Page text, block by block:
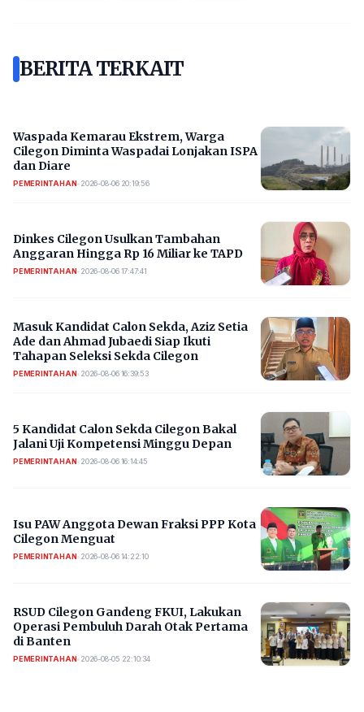
BERITA TERKAIT
Waspada Kemarau Ekstrem, Warga
Cilegon Diminta Waspadai Lonjakan ISPA
dan Diare
PEMERINTAHAN• 2026-08-06 20:19:56
Dinkes Cilegon Usulkan Tambahan
Anggaran Hingga Rp 16 Miliar ke TAPD
PEMERINTAHAN• 2026-08-06 17:47:41
Masuk Kandidat Calon Sekda, Aziz Setia
Ade dan Ahmad Jubaedi Siap Ikuti
Tahapan Seleksi Sekda Cilegon
PEMERINTAHAN• 2026-08-06 16:39:53
5 Kandidat Calon Sekda Cilegon Bakal
Jalani Uji Kompetensi Minggu Depan
PEMERINTAHAN• 2026-08-06 16:14:45
Isu PAW Anggota Dewan Fraksi PPP Kota
Cilegon Menguat
PEMERINTAHAN• 2026-08-06 14:22:10
RSUD Cilegon Gandeng FKUI, Lakukan
Operasi Pembuluh Darah Otak Pertama
di Banten
PEMERINTAHAN• 2026-08-05 22:10:34